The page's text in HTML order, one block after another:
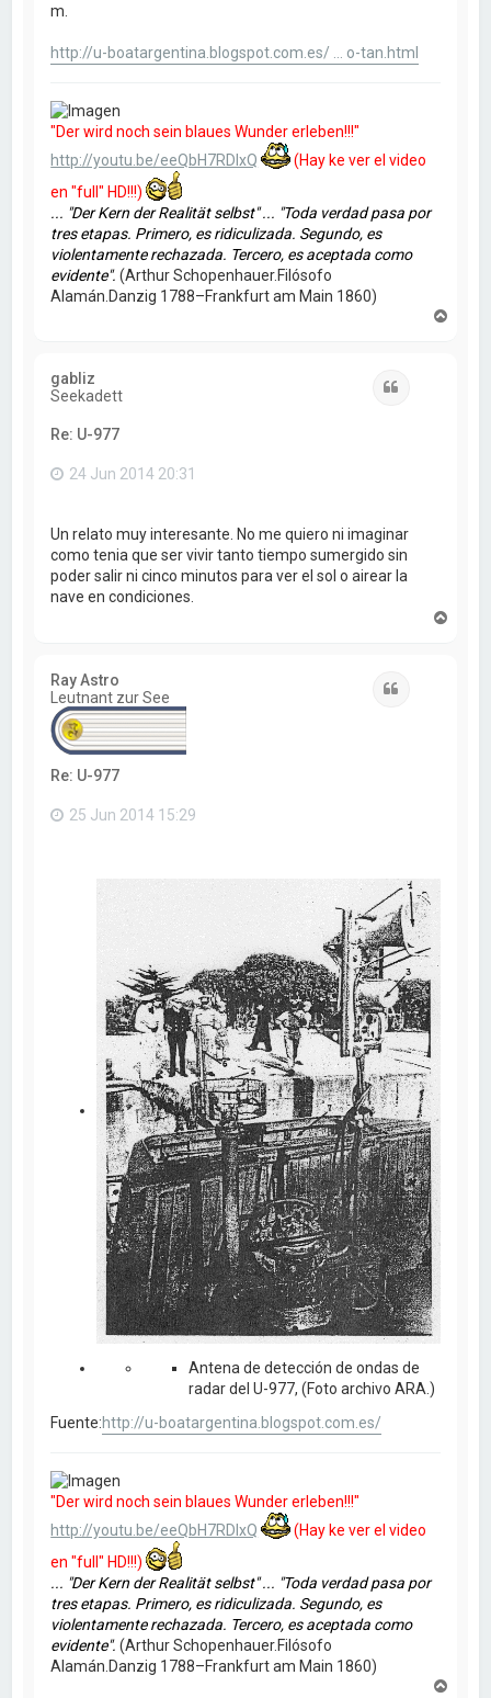
m.
http://u-boatargentina.blogspot.com.es/ ... o-tan.html
"Der wird noch sein blaues Wunder erleben!!!"
http://youtu.be/eeQbH7RDIxQ
(Hay ke ver el video
en "full" HD!!!)
... "Der Kern der Realität selbst" ... "Toda verdad pasa por
tres etapas. Primero, es ridiculizada. Segundo, es
violentamente rechazada. Tercero, es aceptada como
evidente". (Arthur Schopenhauer.Filósofo
Alamán.Danzig 1788–Frankfurt am Main 1860)
gabliz
Seekadett
Re: U-977
24 Jun 2014 20:31
Un relato muy interesante. No me quiero ni imaginar
como tenia que ser vivir tanto tiempo sumergido sin
poder salir ni cinco minutos para ver el sol o airear la
nave en condiciones.
Ray Astro
Leutnant zur See
Re: U-977
25 Jun 2014 15:29
Antena de detección de ondas de
radar del U-977, (Foto archivo ARA.)
Fuente:http://u-boatargentina.blogspot.com.es/
"Der wird noch sein blaues Wunder erleben!!!"
http://youtu.be/eeQbH7RDIxQ
(Hay ke ver el video
en "full" HD!!!)
... "Der Kern der Realität selbst" ... "Toda verdad pasa por
tres etapas. Primero, es ridiculizada. Segundo, es
violentamente rechazada. Tercero, es aceptada como
evidente". (Arthur Schopenhauer.Filósofo
Alamán.Danzig 1788–Frankfurt am Main 1860)